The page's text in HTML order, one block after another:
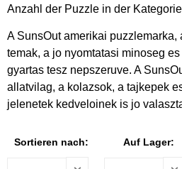
Anzahl der Puzzle in der
A SunsOut amerikai puzzlemarka,
temak, a jo nyomtatasi minoseg
gyartas tesz nepszeruve. A
allatvilag, a kolazsok, a tajkepek
jelenetek kedveloinek is jo
Sortieren nach: Auf Lager: